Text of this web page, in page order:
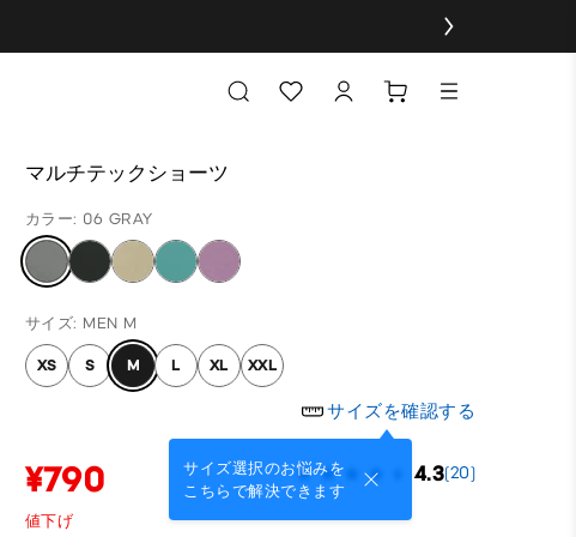
マルチテックショーツ
カラー: 06 GRAY
サイズ: MEN M
XS S M L XL XXL
サイズを確認する
サイズ選択のお悩みを
こちらで解決できます
¥790 4.3(20)
値下げ